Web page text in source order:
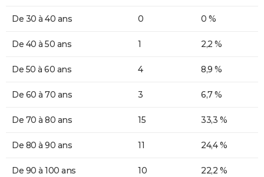
De 30 à 40 ans 0 0 %
De 40 à 50 ans 1 2,2 %
De 50 à 60 ans 4 8,9 %
De 60 à 70 ans 3 6,7 %
De 70 à 80 ans 15 33,3 %
De 80 à 90 ans 11 24,4 %
De 90 à 100 ans 10 22,2 %